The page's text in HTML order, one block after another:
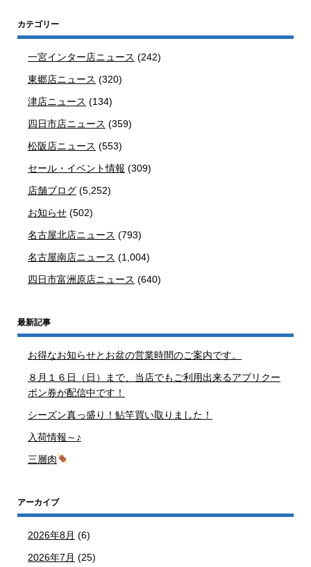
カテゴリー
一宮インター店ニュース (242)
東郷店ニュース (320)
津店ニュース (134)
四日市店ニュース (359)
松阪店ニュース (553)
セール・イベント情報 (309)
店舗ブログ (5,252)
お知らせ (502)
名古屋北店ニュース (793)
名古屋南店ニュース (1,004)
四日市富洲原店ニュース (640)
最新記事
お得なお知らせとお盆の営業時間のご案内です。
８月１６日（日）まで、当店でもご利用出来るアプリクー
ポン券が配信中です！
シーズン真っ盛り！鮎竿買い取りました！
入荷情報～♪
三層肉
アーカイブ
2026年8月 (6)
2026年7月 (25)